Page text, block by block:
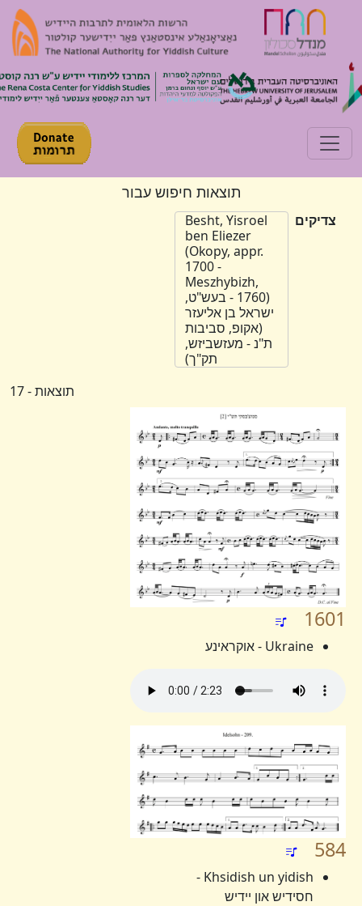
Toggle navigation
תוצאות חיפוש עבור
צדיקים
Besht, Yisroel
ben Eliezer
(Okopy, appr.
1700 -
Meszhybizh,
1760) - בעש"ט,
ישראל בן אליעזר
(אקופ, סביבות
ת"נ - מעזשביזש,
תק"ך)
תוצאות - 17
1601
Ukraine - אוקראינע
584
Khsidish un yidish -
חסידיש און יידיש